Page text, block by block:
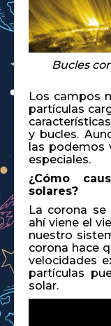
Bucles
Los campos
partículas
y bucles.
las podemos
especiales.
¿Cómo
solares?
La corona se
ahí viene el
nuestro
corona hace
velocidades
partículas
solar.